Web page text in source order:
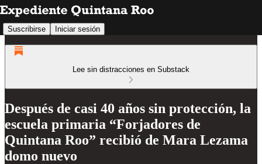
Suscribirse Iniciar sesión
Lee sin distracciones en Substack
Después de casi 40 años sin protección, la
escuela primaria “Forjadores de
Quintana Roo” recibió de Mara Lezama
domo nuevo